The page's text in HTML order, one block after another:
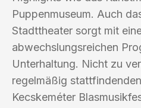
Puppenmuseum. Auch
Stadttheater sorgt mit
abwechslungsreichen
Unterhaltung. Nicht zu
regelmäßig
Kecskeméter